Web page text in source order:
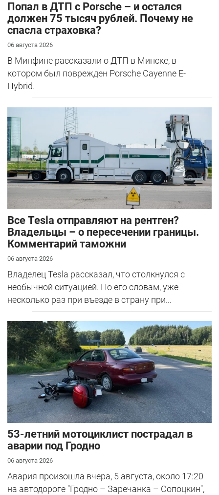
​Попал в ДТП с Porsche – и остался
должен 75 тысяч рублей. Почему не
спасла страховка?
06 августа 2026
В Минфине рассказали о ДТП в Минске, в
котором был поврежден Porsche Cayenne E-
Hybrid.
Все Tesla отправляют на рентген?
Владельцы – о пересечении границы.
Комментарий таможни
06 августа 2026
Владелец Tesla рассказал, что столкнулся с
необычной ситуацией. По его словам, уже
несколько раз при въезде в страну при...
53-летний мотоциклист пострадал в
аварии под Гродно
06 августа 2026
Авария произошла вчера, 5 августа, около 17:20
на автодороге "Гродно – Заречанка – Сопоцкин",